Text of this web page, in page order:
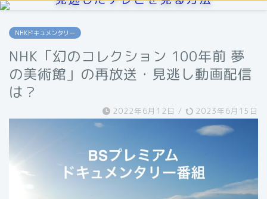
NHKドキュメンタリー
NHK「幻のコレクション 100年前 夢
の美術館」の再放送・見逃し動画配信
は？
2022年6月12日 / 2023年6月15日